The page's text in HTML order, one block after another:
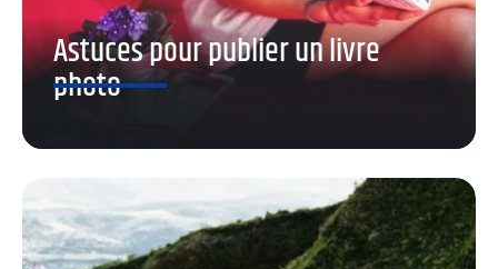
Astuces pour publier un livre
photo